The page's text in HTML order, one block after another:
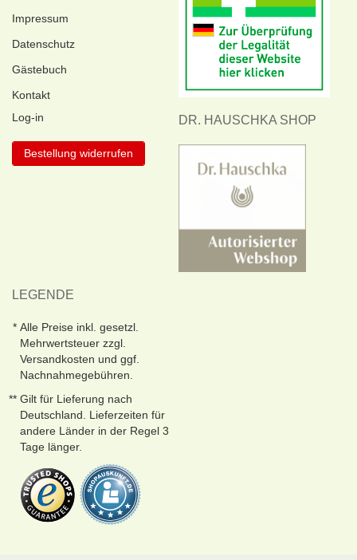
Impressum
Datenschutz
Gästebuch
Kontakt
Log-in
Bestellung widerrufen
DR. HAUSCHKA SHOP
LEGENDE
Alle Preise inkl. gesetzl.
Mehrwertsteuer zzgl.
Versandkosten und ggf.
Nachnahmegebühren.
Gilt für Lieferung nach
Deutschland. Lieferzeiten für
andere Länder in der Regel 3
Tage länger.